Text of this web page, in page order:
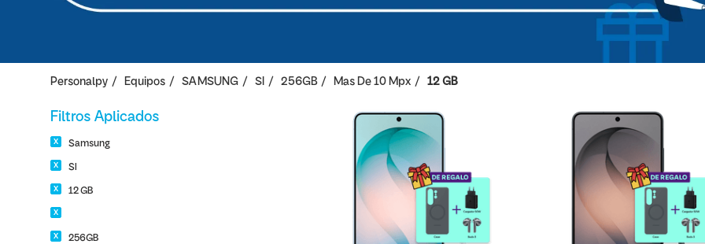
Personalpy Equipos SAMSUNG SI 256GB Mas De 10 Mpx 12 GB
Filtros Aplicados
Samsung
SI
12 GB
256GB